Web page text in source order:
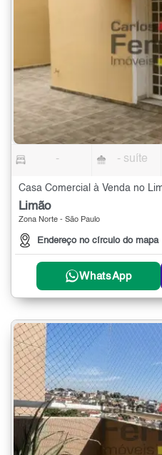
- - suíte
Casa Comercial à Venda no
Limão
Zona Norte - São Paulo
Endereço no círculo do mapa
WhatsApp